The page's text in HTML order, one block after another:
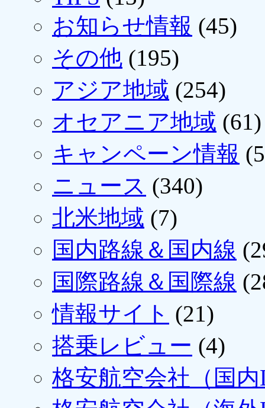
お知らせ情報 (45)
その他 (195)
アジア地域 (254)
オセアニア地域 (61)
キャンペーン情報
ニュース (340)
北米地域 (7)
国内路線＆国内線
国際路線＆国際線
情報サイト (21)
搭乗レビュー (4)
格安航空会社（国